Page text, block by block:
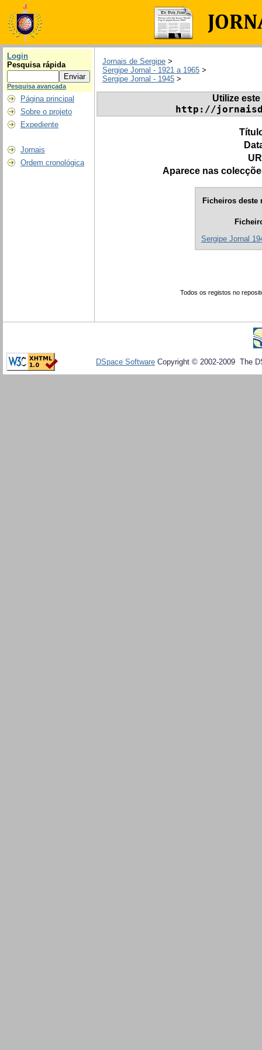
Login
Pesquisa rápida
Pesquisa avançada
Página principal
Sobre o projeto
Expediente
Jornais
Ordem cronológica
Jornais de Sergipe >
Sergipe Jornal - 1921 a 1965 >
Sergipe Jornal - 1945 >
Utilize
http://
Aparece nas
Ficheiros deste
Sergipe Jornal
Todos os registos no
DSpace Software Copyright © 2002-2009 The